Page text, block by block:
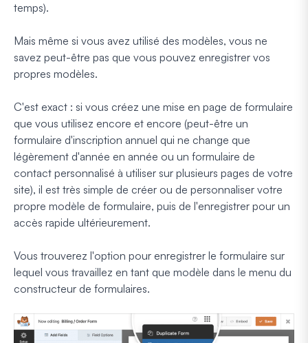
temps).
Mais même si vous avez utilisé des modèles, vous ne
savez peut-être pas que vous pouvez enregistrer vos
propres modèles.
C'est exact : si vous créez une mise en page de formulaire
que vous utilisez encore et encore (peut-être un
formulaire d'inscription annuel qui ne change que
légèrement d'année en année ou un formulaire de
contact personnalisé à utiliser sur plusieurs pages de votre
site), il est très simple de créer ou de personnaliser votre
propre modèle de formulaire, puis de l'enregistrer pour un
accès rapide ultérieurement.
Vous trouverez l'option pour enregistrer le formulaire sur
lequel vous travaillez en tant que modèle dans le menu du
constructeur de formulaires.